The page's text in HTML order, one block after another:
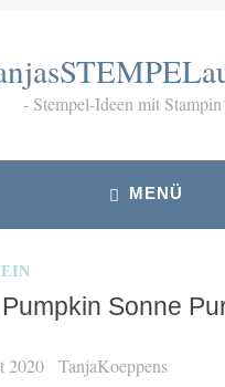
Stempel-Ideen mit
MENÜ
Sonne
2020 TanjaKoeppens